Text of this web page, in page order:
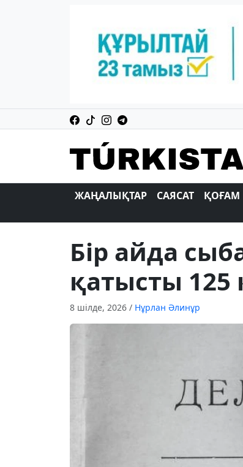
ЖАҢАЛЫҚТАР САЯСАТ ҚОҒАМ
Бір айда
қатысты 125
8 шілде, 2026 / Нұрлан Әлинұр